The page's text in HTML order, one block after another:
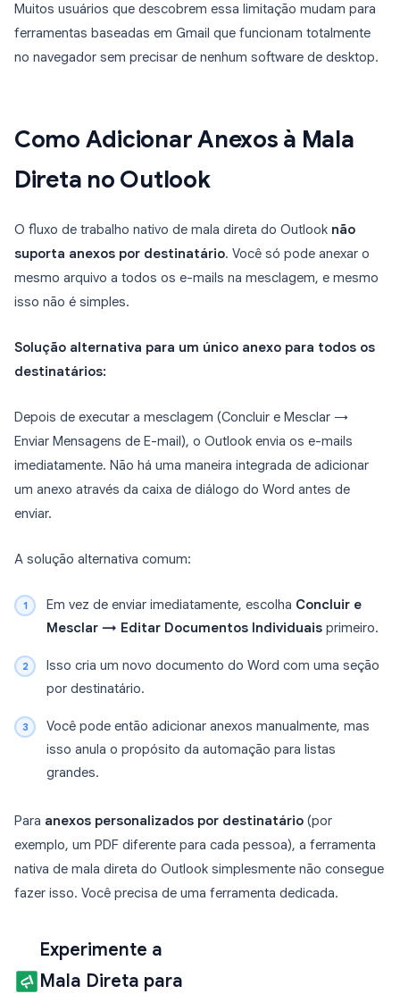
Muitos usuários que descobrem essa limitação mudam para
ferramentas baseadas em Gmail que funcionam totalmente
no navegador sem precisar de nenhum software de desktop.
Como Adicionar Anexos à Mala
Direta no Outlook
O fluxo de trabalho nativo de mala direta do Outlook não
suporta anexos por destinatário. Você só pode anexar o
mesmo arquivo a todos os e-mails na mesclagem, e mesmo
isso não é simples.
Solução alternativa para um único anexo para todos os
destinatários:
Depois de executar a mesclagem (Concluir e Mesclar →
Enviar Mensagens de E-mail), o Outlook envia os e-mails
imediatamente. Não há uma maneira integrada de adicionar
um anexo através da caixa de diálogo do Word antes de
enviar.
A solução alternativa comum:
Em vez de enviar imediatamente, escolha Concluir e
Mesclar → Editar Documentos Individuais primeiro.
Isso cria um novo documento do Word com uma seção
por destinatário.
Você pode então adicionar anexos manualmente, mas
isso anula o propósito da automação para listas
grandes.
Para anexos personalizados por destinatário (por
exemplo, um PDF diferente para cada pessoa), a ferramenta
nativa de mala direta do Outlook simplesmente não consegue
fazer isso. Você precisa de uma ferramenta dedicada.
Experimente a
Mala Direta para